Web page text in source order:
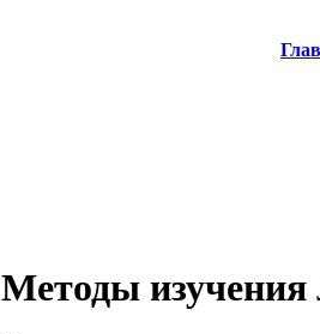
Методы изучения